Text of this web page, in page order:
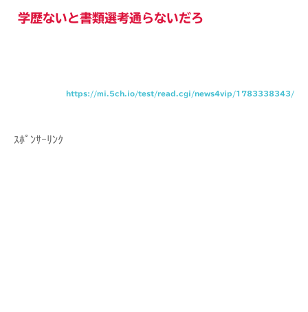
学歴ないと書類選考通らないだろ
https://mi.5ch.io/test/read.cgi/news4vip/1783338343/
ｽﾎﾟﾝｻｰﾘﾝｸ